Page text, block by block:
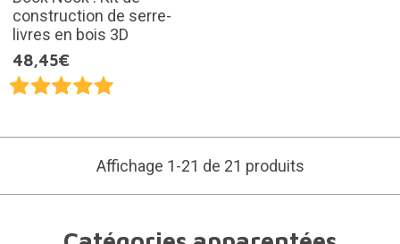
construction de serre-
livres en bois 3D
48,45€
Affichage 1-21 de 21 produits